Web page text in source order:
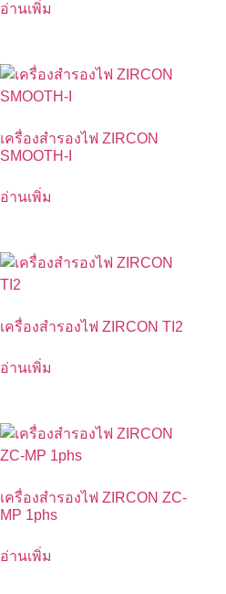
อ่านเพิ่ม
เครื่องสำรองไฟ ZIRCON
SMOOTH-I
อ่านเพิ่ม
เครื่องสำรองไฟ ZIRCON TI2
อ่านเพิ่ม
เครื่องสำรองไฟ ZIRCON ZC-
MP 1phs
อ่านเพิ่ม